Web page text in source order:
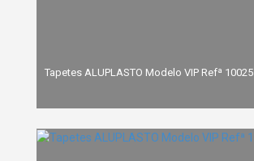
Tapetes ALUPLASTO Modelo VIP Refª 10025